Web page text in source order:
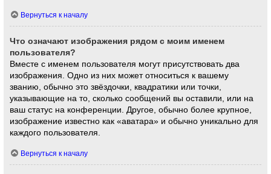
Вернуться к началу
Что означают изображения рядом с моим именем
пользователя?
Вместе с именем пользователя могут присутствовать два
изображения. Одно из них может относиться к вашему
званию, обычно это звёздочки, квадратики или точки,
указывающие на то, сколько сообщений вы оставили, или на
ваш статус на конференции. Другое, обычно более крупное,
изображение известно как «аватара» и обычно уникально для
каждого пользователя.
Вернуться к началу